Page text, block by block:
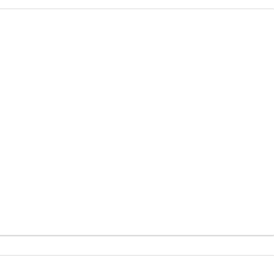
salle de bain avec meuble vasque et baignoire.
Murs en parpaing et toiture avec panneaux isolants.